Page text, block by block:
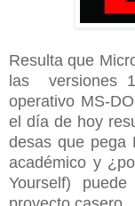
Resulta que
las versiones
operativo MS-
el día de hoy
desas que pega
académico y
Yourself)